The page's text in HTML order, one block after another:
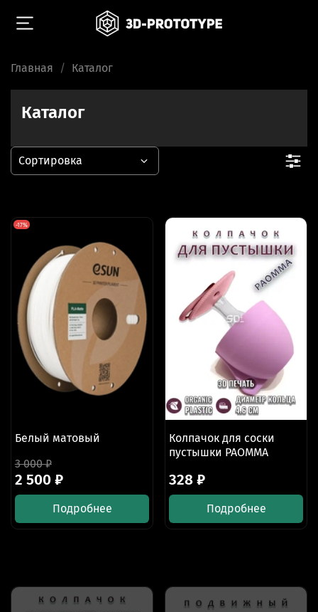
Главная Каталог
Каталог
-17%
Белый матовый
3 000 ₽
2 500 ₽
Подробнее
Колпачок для соски
пустышки PAOMMA
328 ₽
Подробнее